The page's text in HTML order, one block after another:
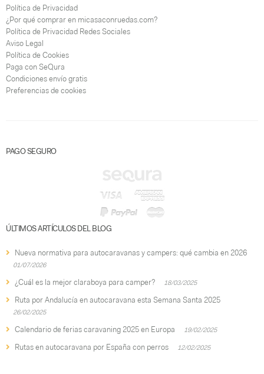
Política de Privacidad
¿Por qué comprar en micasaconruedas.com?
Política de Privacidad Redes Sociales
Aviso Legal
Política de Cookies
Paga con SeQura
Condiciones envío gratis
Preferencias de cookies
PAGO SEGURO
ÚLTIMOS ARTÍCULOS DEL BLOG
Nueva normativa para autocaravanas y campers: qué cambia en 2026
01/07/2026
¿Cuál es la mejor claraboya para camper? 18/03/2025
Ruta por Andalucía en autocaravana esta Semana Santa 2025
26/02/2025
Calendario de ferias caravaning 2025 en Europa 19/02/2025
Rutas en autocaravana por España con perros 12/02/2025